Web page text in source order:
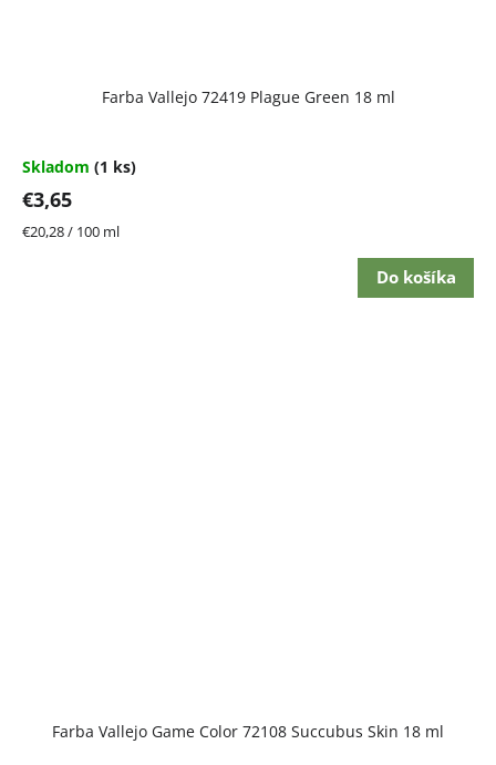
Farba Vallejo 72419 Plague Green 18 ml
Skladom (1 ks)
€3,65
Jednotková
€20,28 / 100 ml
Do košíka
Farba Vallejo Game Color 72108 Succubus Skin 18 ml